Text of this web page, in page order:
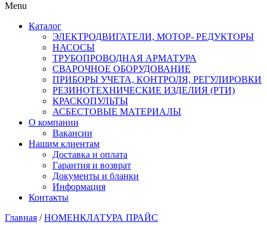
Menu
Каталог
ЭЛЕКТРОДВИГАТЕЛИ, МОТОР- РЕДУКТОРЫ
НАСОСЫ
ТРУБОПРОВОДНАЯ АРМАТУРА
СВАРОЧНОЕ ОБОРУДОВАНИЕ
ПРИБОРЫ УЧЕТА, КОНТРОЛЯ, РЕГУЛИРОВКИ
РЕЗИНОТЕХНИЧЕСКИЕ ИЗДЕЛИЯ (РТИ)
КРАСКОПУЛЬТЫ
АСБЕСТОВЫЕ МАТЕРИАЛЫ
О компании
Вакансии
Нашим клиентам
Доставка и оплата
Гарантия и возврат
Документы и бланки
Информация
Контакты
Главная /НОМЕНКЛАТУРА ПРАЙС